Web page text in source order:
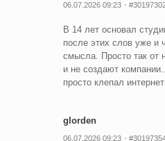
06.07.2026 09:23
В 14 лет основал
после этих слов уже и
смысла. Просто так от
и не создают
просто клепал
glorden
06.07.2026 09:23